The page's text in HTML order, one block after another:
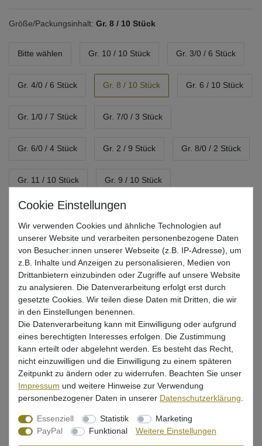
Größe/Packungsinhalt: Gr. 8 / 10 Stück
Bitte wählen Gr. 10 / 10 Stück Gr. 3/0 / 6 Stück
Gr. 4/0 / 6 Stück Gr. 8 / 10 Stück Gr. 6 / 10 Stück
Gr. 1/0 / 7 Stück Gr. 7/0 / 3 Stück
Gr. 6/0 / 4 Stück Gr. 2 / 9 Stück Gr. 8/0 / 2 Stück
Gr. 11 / 10 Stück Gr. 9 / 10 Stück
Gr. 7 / 10 Stück Gr. 5 / 10 Stück
3,99 EUR*
* inkl. ges. MwSt. zzgl.Versandkosten
Lieferzeit 1-3 Tage (Deutschland); 3-7 Tage (Ausland)
Informationen zur Berechnung des Liefertermins hier
Mehr als 5 Stück verfügbar
In den Warenkorb
Wir verwenden Cookies und ähnliche Technologien auf
unserer Website und verarbeiten personenbezogene Daten
von Besucher:innen unserer Webseite (z.B. IP-Adresse), um
z.B. Inhalte und Anzeigen zu personalisieren, Medien von
Drittanbietern einzubinden oder Zugriffe auf unsere Website
zu analysieren. Die Datenverarbeitung erfolgt erst durch
gesetzte Cookies. Wir teilen diese Daten mit Dritten, die wir
in den Einstellungen benennen.
Die Datenverarbeitung kann mit Einwilligung oder aufgrund
eines berechtigten Interesses erfolgen. Die Zustimmung
kann erteilt oder abgelehnt werden. Es besteht das Recht,
nicht einzuwilligen und die Einwilligung zu einem späteren
Zeitpunkt zu ändern oder zu widerrufen. Beachten Sie unser
Impressum und weitere Hinweise zur Verwendung
personenbezogener Daten in unserer Daten­schutz­erklärung.
Essenziell Statistik
Marketing
PayPal
Funktional Weitere Einstellungen